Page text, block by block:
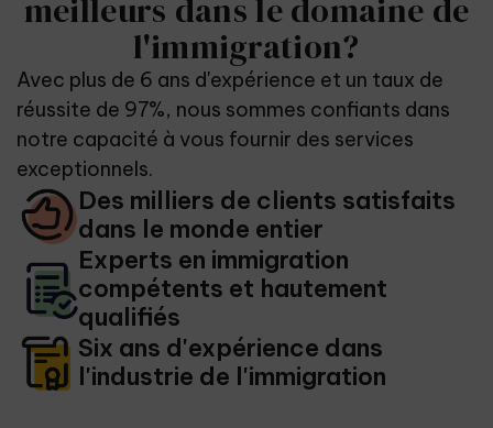
meilleurs dans le domaine de
l'immigration?
Avec plus de 6 ans d'expérience et un taux de
réussite de 97%, nous sommes confiants dans
notre capacité à vous fournir des services
exceptionnels.
Des milliers de clients satisfaits
dans le monde entier
Experts en immigration
compétents et hautement
qualifiés
Six ans d'expérience dans
l'industrie de l'immigration